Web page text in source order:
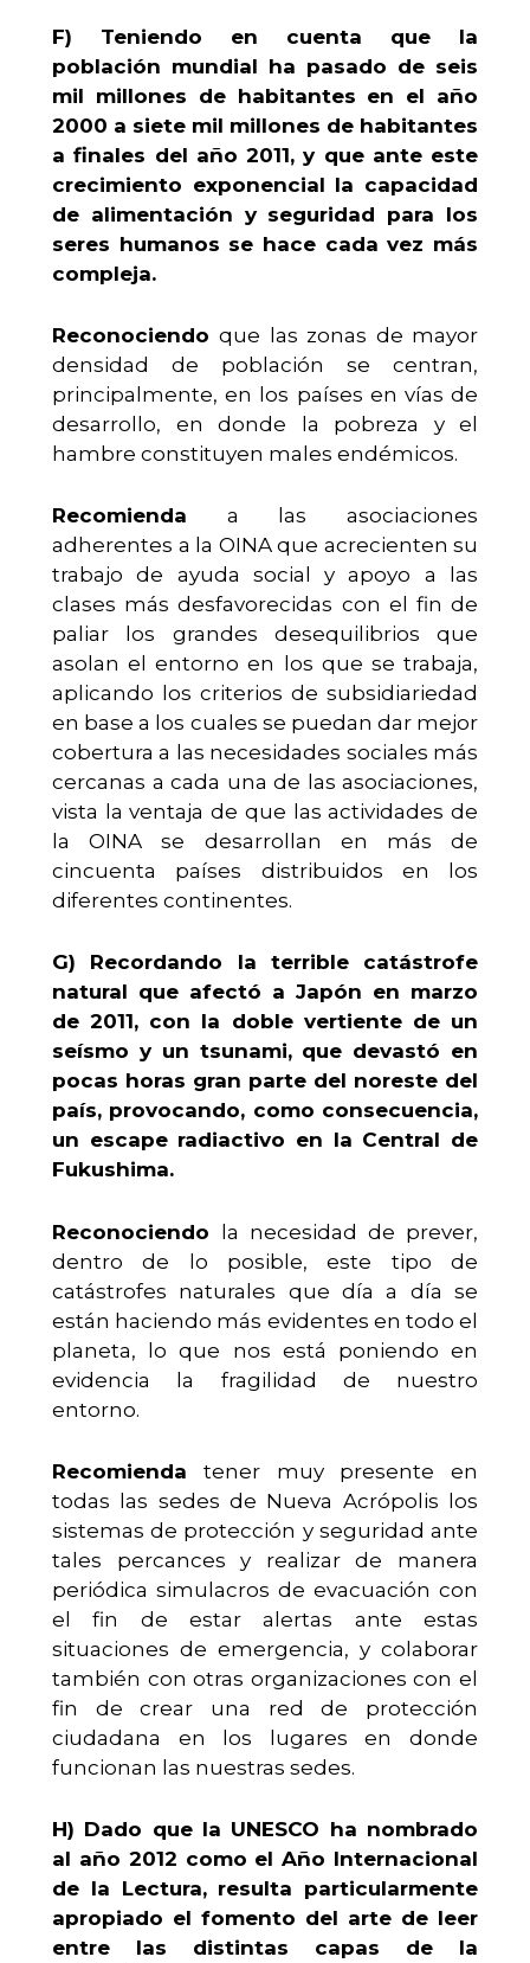
F) Teniendo en cuenta que la
población mundial ha pasado de seis
mil millones de habitantes en el año
2000 a siete mil millones de habitantes
a finales del año 2011, y que ante este
crecimiento exponencial la capacidad
de alimentación y seguridad para los
seres humanos se hace cada vez más
compleja.
Reconociendoque las zonas de mayor
densidad de población se centran,
principalmente, en los países en vías de
desarrollo, en donde la pobreza y el
hambre constituyen males endémicos.
Recomienda a las asociaciones
adherentes a la OINA que acrecienten su
trabajo de ayuda social y apoyo a las
clases más desfavorecidas con el fin de
paliar los grandes desequilibrios que
asolan el entorno en los que se trabaja,
aplicando los criterios de subsidiariedad
en base a los cuales se puedan dar mejor
cobertura a las necesidades sociales más
cercanas a cada una de las asociaciones,
vista la ventaja de que las actividades de
la OINA se desarrollan en más de
cincuenta países distribuidos en los
diferentes continentes.
G) Recordando la terrible catástrofe
natural que afectó a Japón en marzo
de 2011, con la doble vertiente de un
seísmo y un tsunami, que devastó en
pocas horas gran parte del noreste del
país, provocando, como consecuencia,
un escape radiactivo en la Central de
Fukushima.
Reconociendo la necesidad de prever,
dentro de lo posible, este tipo de
catástrofes naturales que día a día se
están haciendo más evidentes en todo el
planeta, lo que nos está poniendo en
evidencia la fragilidad de nuestro
entorno.
Recomienda tener muy presente en
todas las sedes de Nueva Acrópolis los
sistemas de protección y seguridad ante
tales percances y realizar de manera
periódica simulacros de evacuación con
el fin de estar alertas ante estas
situaciones de emergencia, y colaborar
también con otras organizaciones con el
fin de crear una red de protección
ciudadana en los lugares en donde
funcionan las nuestras sedes.
H) Dado que la UNESCO ha nombrado
al año 2012 como el Año Internacional
de la Lectura, resulta particularmente
apropiado el fomento del arte de leer
entre las distintas capas de la